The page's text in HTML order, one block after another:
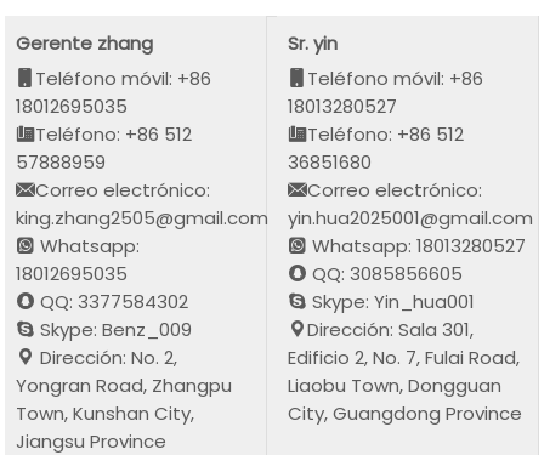
Gerente zhang
Teléfono móvil: +86
18012695035
Teléfono: +86 512
57888959
Correo electrónico:
king.zhang2505@gmail.com
Whatsapp:
18012695035
QQ: 3377584302
Skype: Benz_009
Dirección: No. 2,
Yongran Road, Zhangpu
Town, Kunshan City,
Jiangsu Province
Sr. yin
Teléfono móvil: +86
18013280527
Teléfono: +86 512
36851680
Correo electrónico:
yin.hua2025001@gmail.com
Whatsapp: 18013280527
QQ: 3085856605
Skype: Yin_hua001
Dirección: Sala 301,
Edificio 2, No. 7, Fulai Road,
Liaobu Town, Dongguan
City, Guangdong Province